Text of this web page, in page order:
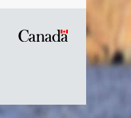
Symbole